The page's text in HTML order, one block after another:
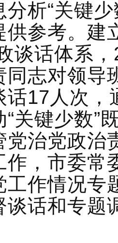
分析“关键
供参考。建
谈话体系
同志对领导
话17人次
“关键少数”
党治党政治
作，市委常
工作情况专
谈话和专题